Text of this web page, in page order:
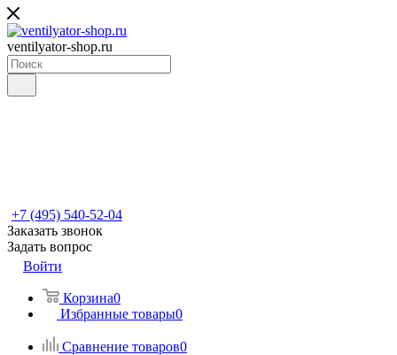
ventilyator-shop.ru
+7 (495) 540-52-04
Заказать звонок
Задать вопрос
Войти
Корзина0
Избранные товары0
Сравнение товаров0